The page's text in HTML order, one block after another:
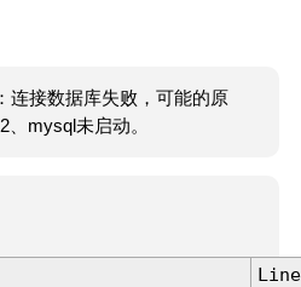
连接数据库失败，可能的原
mysql未启动。
Line